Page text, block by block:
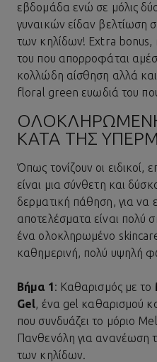
εβδομάδα ενώ σε μόλις
γυναικών είδαν βελτίωση
των κηλίδων! Extra bonus,
του που απορροφάται
κολλώδη αίσθηση αλλά και
floral green ευωδιά του που
ΚΑΤΆ ΤΗΣ
Όπως τονίζουν οι ειδικοί,
είναι μια σύνθετη και
δερματική πάθηση, για να
αποτελέσματα είναι πολύ
ένα ολοκληρωμένο
καθημερινή, πολύ υψηλή
Βήμα 1: Καθαρισμός με το
Gel, ένα gel καθαρισμού
που συνδυάζει το μόριο
Πανθενόλη για ανανέωση
των κηλίδων.